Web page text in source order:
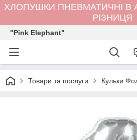
ХЛОПУШКИ ПНЕВМАТИЧНІ В
РІЗНИЦЯ
"Pink Elephant"
Товари та послуги Кульки